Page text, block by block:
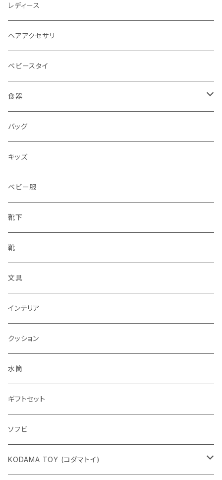
レディース
ヘアアクセサリ
ベビースタイ
食器
水筒
水筒
バッグ
キッズ
ベビー服
靴下
靴
文具
インテリア
クッション
水筒
ギフトセット
ソフビ
KODAMA TOY (コダマトイ)